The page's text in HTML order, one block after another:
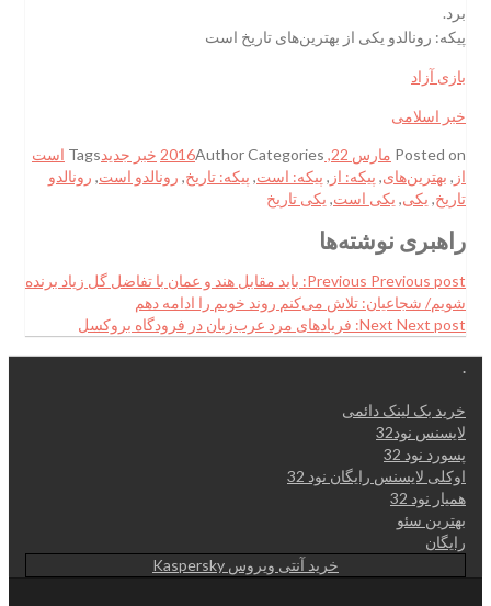
برد.
پیکه: رونالدو یکی از بهترین‌های تاریخ است
بازی آزاد
خبر اسلامی
Posted on مارس 22, 2016 AuthorCategories خبر جدیدTags است
از , بهترین‌های, پیکه: از , پیکه: است, پیکه: تاریخ, رونالدو است, رونالدو
تاریخ, یکی, یکی است, یکی تاریخ
راهبری نوشته‌ها
Previous Previous post:
باید مقابل هند و عمان با تفاضل گل زیاد برنده
شویم/ شجاعیان: تلاش می‌کنم روند خوبم را ادامه دهم
Next Next post: فریادهای مرد عرب‌زبان در فرودگاه‌ بروکسل
.
خرید بک لینک دائمی
لایسنس نود32
پسورد نود 32
اوکلی لایسنس رایگان نود 32
همیار نود 32
بهترین سئو
رایگان
خرید آنتی ویروس Kaspersky